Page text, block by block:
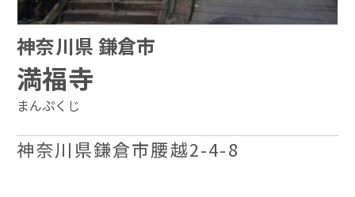
神奈川県 鎌倉市
満福寺
まんぷくじ
神奈川県鎌倉市腰越2-4-8